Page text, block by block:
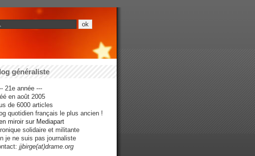
généraliste
21e année ---
en août 2005
de 6000 articles
quotidien français le plus ancien !
miroir sur Mediapart
solidaire et militante
je ne suis pas journaliste
jjbirge(at)drame.org